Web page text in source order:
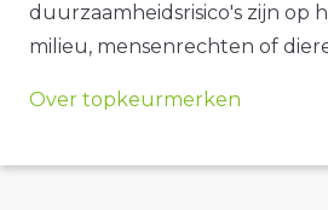
duurzaamheidsrisico's zijn op
milieu, mensenrechten of
Over topkeurmerken